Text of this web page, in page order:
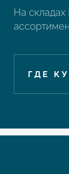
На складах
ГДЕ